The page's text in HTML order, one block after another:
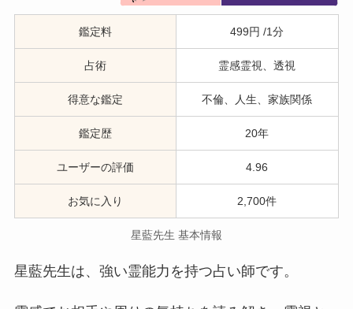
鑑定料 499円 /1分
占術 霊感霊視、透視
得意な鑑定 不倫、人生、家族関係
鑑定歴 20年
ユーザーの評価 4.96
お気に入り 2,700件
星藍先生 基本情報
星藍先生は、強い霊能力を持つ占い師です。